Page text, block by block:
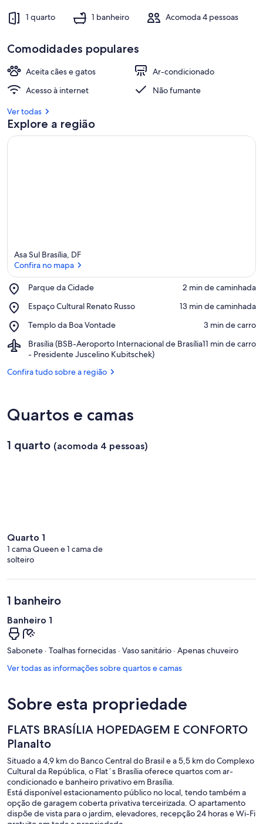
1 quarto 1 banheiro Acomoda 4 pessoas
Comodidades populares
Aceita cães e gatos
Ar-condicionado
Acesso à internet
Não fumante
Ver todas
Explore a região
Asa Sul Brasília, DF
Confira no mapa
Parque da Cidade
Place,
da
‪2 min de caminhada‬
Espaço Cultural Renato Russo
Place,
Cultural
Russo
‪13 min de caminhada‬
Templo da Boa Vontade
Place,
da
Boa
Vontade
‪3 min de carro‬
Brasília (BSB-Aeroporto Internacional de Brasília
- Presidente Juscelino Kubitschek)
Airport,
Brasília
Aeroporto
Kubitschek)
‪11 min de carro‬
Confira tudo sobre a região
Quartos e camas
1 quarto (acomoda 4 pessoas)
Quarto 1
1 cama Queen e 1 cama de
solteiro
1 banheiro
Banheiro 1
Sabonete · Toalhas fornecidas · Vaso sanitário · Apenas chuveiro
Ver todas as informações sobre quartos e camas
Sobre esta propriedade
FLATS BRASÍLIA HOPEDAGEM E CONFORTO
Planalto
Situado a 4,9 km do Banco Central do Brasil e a 5,5 km do Complexo
Cultural da República, o Flat´s Brasília oferece quartos com ar-
condicionado e banheiro privativo em Brasília.
Está disponível estacionamento público no local, tendo também a
opção de garagem coberta privativa terceirizada. O apartamento
dispõe de vista para o jardim, elevadores, recepção 24 horas e Wi-Fi